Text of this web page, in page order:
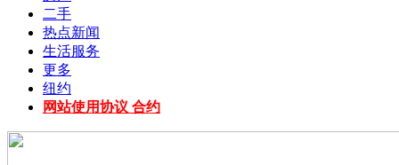
二手
热点新闻
生活服务
更多
纽约
网站使用协议 合约